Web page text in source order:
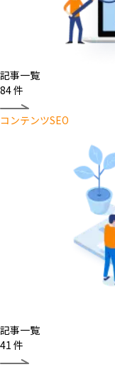
記事一覧
84件
コンテンツSEO
記事一覧
41 件